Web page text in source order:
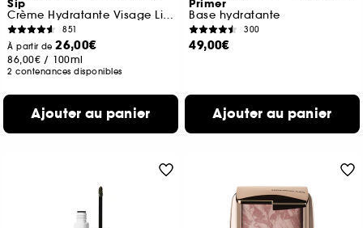
Sip
Crème Hydratante Visage Lissante pour les pores
851
À partir de26,00€
86,00€ / 100ml
2 contenances disponibles
Ajouter au panier
Primer
Base hydratante
300
49,00€
Ajouter au panier